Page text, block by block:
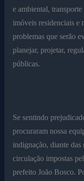
e ambiental,
imóveis residenciais e
problemas que serão
planejar, projetar,
públicas.
Se sentindo
procuraram nossa
indignação, diante das
circulação impostas
prefeito João Bosco.